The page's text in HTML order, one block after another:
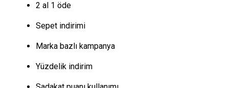
2 al 1 öde
Sepet indirimi
Marka bazlı kampanya
Yüzdelik indirim